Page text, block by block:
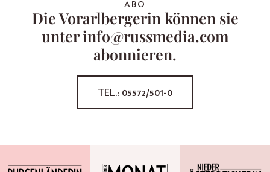
ABO
Die Vorarlbergerin können sie
unter info@russmedia.com
abonnieren.
TEL.: 05572/501-0